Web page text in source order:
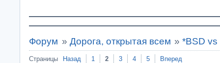
Форум » Дорога, открытая всем »*BSD vs
Страницы Назад 1 2 3 4 5 Вперед